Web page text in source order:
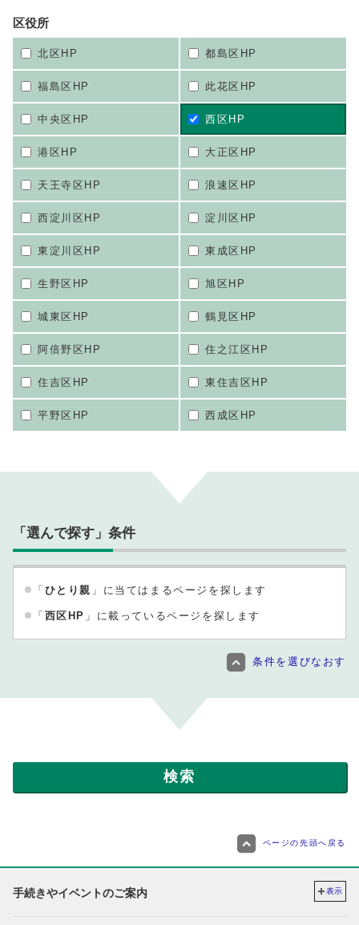
区役所
北区HP 都島区HP
福島区HP 此花区HP
中央区HP 西区HP
港区HP 大正区HP
天王寺区HP 浪速区HP
西淀川区HP 淀川区HP
東淀川区HP 東成区HP
生野区HP 旭区HP
城東区HP 鶴見区HP
阿倍野区HP 住之江区HP
住吉区HP 東住吉区HP
平野区HP 西成区HP
「選んで探す」条件
「 ひとり親 」に当てはまるページを探します
「 西区HP 」に載っているページを探します
条件を選びなおす
ページの先頭へ戻る
手続きやイベントのご案内 表示